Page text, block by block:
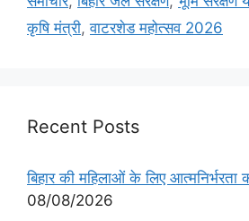
कृषि मंत्री,वाटरशेड महोत्सव 2026
Recent Posts
बिहार की महिलाओं के लिए आत्मनिर्भरता
08/08/2026